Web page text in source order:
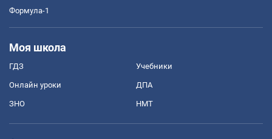
Формула-1
Моя школа
ГДЗ Учебники
Онлайн уроки ДПА
ЗНО НМТ